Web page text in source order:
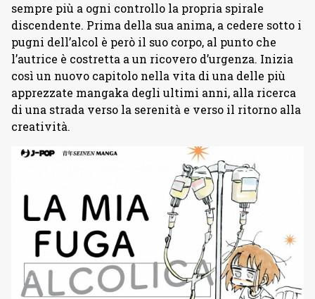
sempre più a ogni controllo la propria spirale
discendente. Prima della sua anima, a cedere sotto i
pugni dell’alcol è però il suo corpo, al punto che
l’autrice è costretta a un ricovero d’urgenza. Inizia
così un nuovo capitolo nella vita di una delle più
apprezzate mangaka degli ultimi anni, alla ricerca
di una strada verso la serenità e verso il ritorno alla
creatività.